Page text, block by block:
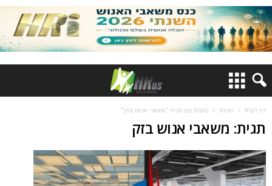
דף הבית תגיות כתבות עם תגית "משאבי אנוש בזק"
תגית: משאבי אנוש בזק